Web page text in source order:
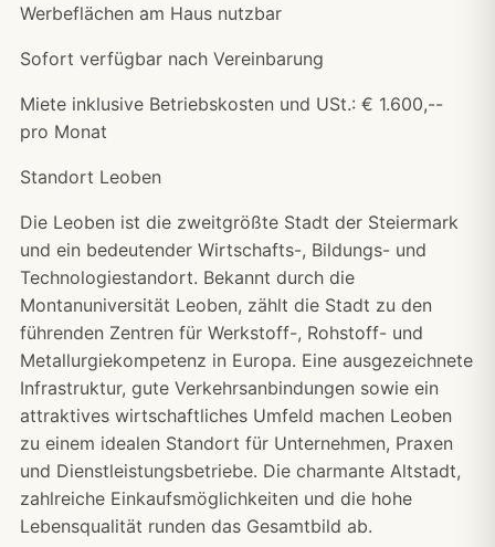
Werbeflächen am Haus nutzbar
Sofort verfügbar nach Vereinbarung
Miete inklusive Betriebskosten und USt.: € 1.600,--
pro Monat
Standort Leoben
Die Leoben ist die zweitgrößte Stadt der Steiermark
und ein bedeutender Wirtschafts-, Bildungs- und
Technologiestandort. Bekannt durch die
Montanuniversität Leoben, zählt die Stadt zu den
führenden Zentren für Werkstoff-, Rohstoff- und
Metallurgiekompetenz in Europa. Eine ausgezeichnete
Infrastruktur, gute Verkehrsanbindungen sowie ein
attraktives wirtschaftliches Umfeld machen Leoben
zu einem idealen Standort für Unternehmen, Praxen
und Dienstleistungsbetriebe. Die charmante Altstadt,
zahlreiche Einkaufsmöglichkeiten und die hohe
Lebensqualität runden das Gesamtbild ab.